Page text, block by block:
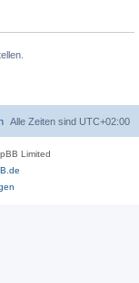
Alle Zeiten sind UTC+02:00
Limited